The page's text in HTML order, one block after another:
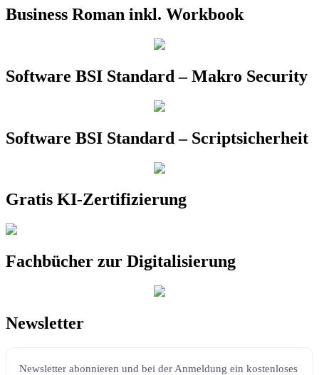
Business Roman inkl. Workbook
Software BSI Standard – Makro Security
Software BSI Standard – Scriptsicherheit
Gratis KI-Zertifizierung
Fachbücher zur Digitalisierung
Newsletter
Newsletter abonnieren und bei der Anmeldung ein kostenloses